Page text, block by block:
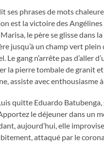
ses phrases de mots
est la victoire des
le père se glisse dans
jusqu’à un champ vert plein
Le gang n’arrête pas d’aller
la pierre tombale de granit
assiste avec enthousiasme
quitte Eduardo
le déjeuner dans un
aujourd’hui, elle
attaqué par le